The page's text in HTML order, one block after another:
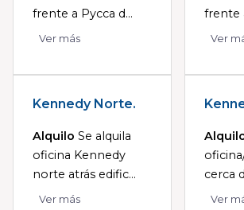
frente a Pycca d...
Ver más
frente
Ver
Kennedy Norte.
Alquilo Se alquila
oficina Kennedy
norte atrás edific...
Ver más
cerca
Ver